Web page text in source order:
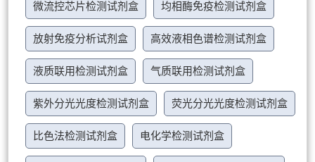
微流控芯片检测试剂盒 均相酶免疫检测试剂盒
放射免疫分析试剂盒 高效液相色谱检测试剂盒
液质联用检测试剂盒 气质联用检测试剂盒
紫外分光光度检测试剂盒 荧光分光光度检测试剂盒
比色法检测试剂盒 电化学检测试剂盒